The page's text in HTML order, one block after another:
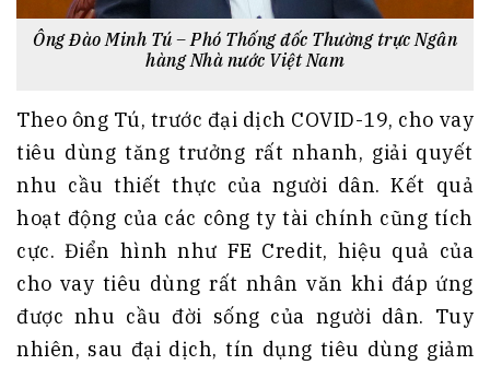
Ông Đào Minh Tú – Phó Thống đốc Thường trực Ngân
hàng Nhà nước Việt Nam
Theo ông Tú, trước đại dịch COVID-19, cho vay
tiêu dùng tăng trưởng rất nhanh, giải quyết
nhu cầu thiết thực của người dân. Kết quả
hoạt động của các công ty tài chính cũng tích
cực. Điển hình như FE Credit, hiệu quả của
cho vay tiêu dùng rất nhân văn khi đáp ứng
được nhu cầu đời sống của người dân. Tuy
nhiên, sau đại dịch, tín dụng tiêu dùng giảm